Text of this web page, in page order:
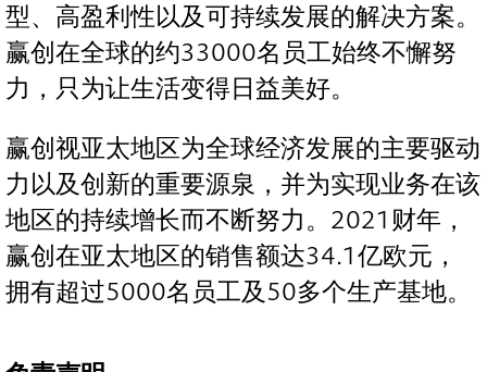
型、高盈利性以及可持续发展的解决方案。
赢创在全球的约33000名员工始终不懈努
力，只为让生活变得日益美好。
赢创视亚太地区为全球经济发展的主要驱动
力以及创新的重要源泉，并为实现业务在该
地区的持续增长而不断努力。2021财年，
赢创在亚太地区的销售额达34.1亿欧元，
拥有超过5000名员工及50多个生产基地。